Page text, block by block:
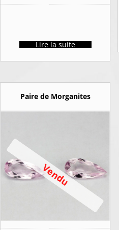
Lire la suite
Paire de Morganites
Vendu